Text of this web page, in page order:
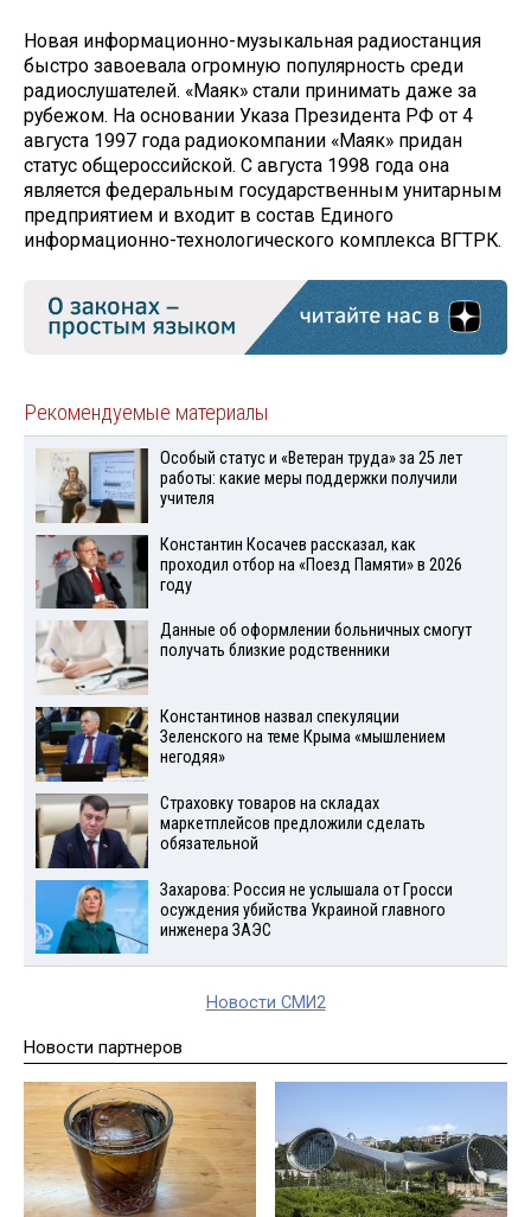
Новая информационно-музыкальная радиостанция
быстро завоевала огромную популярность среди
радиослушателей. «Маяк» стали принимать даже за
рубежом. На основании Указа Президента РФ от 4
августа 1997 года радиокомпании «Маяк» придан
статус общероссийской. С августа 1998 года она
является федеральным государственным унитарным
предприятием и входит в состав Единого
информационно-технологического комплекса ВГТРК.
Рекомендуемые материалы
Особый статус и «Ветеран труда» за 25 лет
работы: какие меры поддержки получили
учителя
Константин Косачев рассказал, как
проходил отбор на «Поезд Памяти» в 2026
году
Данные об оформлении больничных смогут
получать близкие родственники
Константинов назвал спекуляции
Зеленского на теме Крыма «мышлением
негодяя»
Страховку товаров на складах
маркетплейсов предложили сделать
обязательной
Захарова: Россия не услышала от Гросси
осуждения убийства Украиной главного
инженера ЗАЭС
Новости СМИ2
Новости партнеров